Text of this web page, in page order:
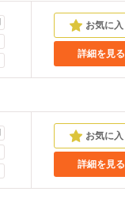
詳細を見る
詳細を見る